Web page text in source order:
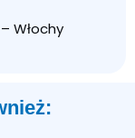
Włochy